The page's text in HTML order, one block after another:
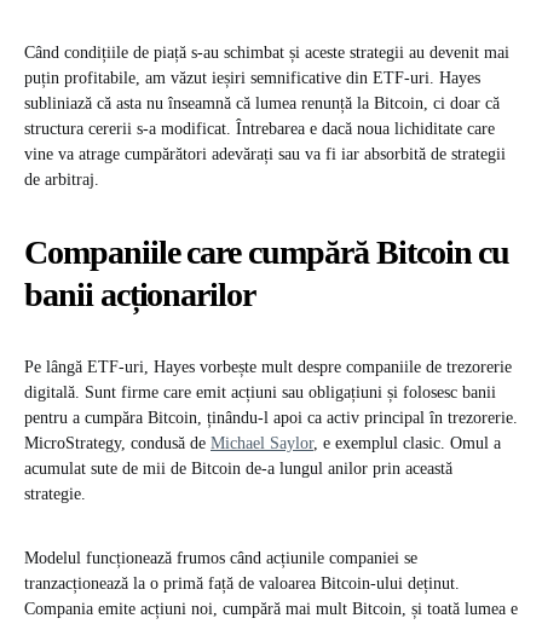
Când condițiile de piață s-au schimbat și aceste strategii au devenit mai
puțin profitabile, am văzut ieșiri semnificative din ETF-uri. Hayes
subliniază că asta nu înseamnă că lumea renunță la Bitcoin, ci doar că
structura cererii s-a modificat. Întrebarea e dacă noua lichiditate care
vine va atrage cumpărători adevărați sau va fi iar absorbită de strategii
de arbitraj.
Companiile care cumpără Bitcoin cu
banii acționarilor
Pe lângă ETF-uri, Hayes vorbește mult despre companiile de trezorerie
digitală. Sunt firme care emit acțiuni sau obligațiuni și folosesc banii
pentru a cumpăra Bitcoin, ținându-l apoi ca activ principal în trezorerie.
MicroStrategy, condusă de Michael Saylor, e exemplul clasic. Omul a
acumulat sute de mii de Bitcoin de-a lungul anilor prin această
strategie.
Modelul funcționează frumos când acțiunile companiei se
tranzacționează la o primă față de valoarea Bitcoin-ului deținut.
Compania emite acțiuni noi, cumpără mai mult Bitcoin, și toată lumea e